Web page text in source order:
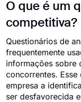
O que é um
competitiva?
Questionários de
frequentemente
informações sobre
concorrentes.
empresa a
ser desfavorecida